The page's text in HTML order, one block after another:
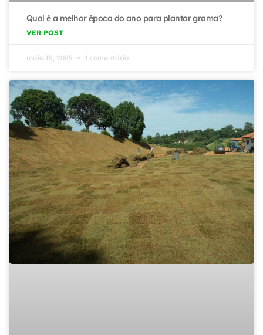
Qual é a melhor época do ano para plantar grama?
VER POST
maio 15, 2025 1 comentário